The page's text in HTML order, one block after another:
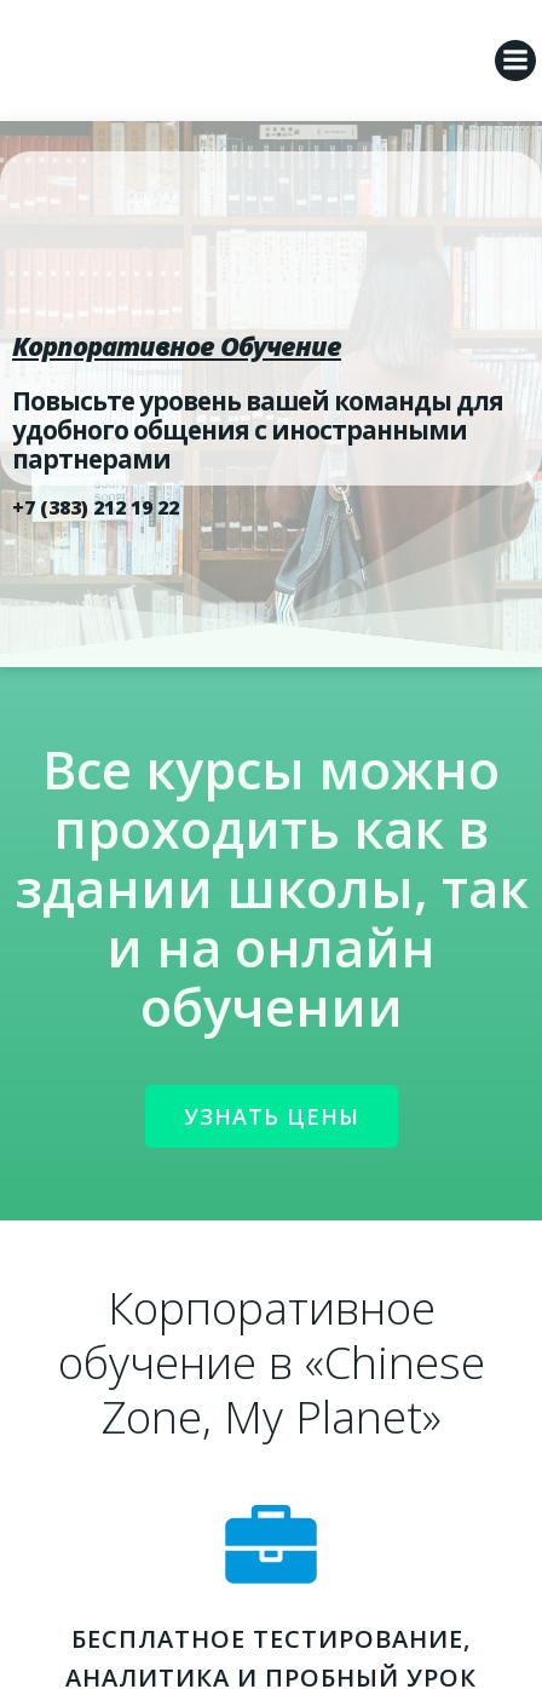
Корпоративное Обучение
Повысьте уровень вашей команды для
удобного общения с иностранными
партнерами
+7 (383) 212 19 22
Все курсы можно
проходить как в
здании школы, так
и на онлайн
обучении
УЗНАТЬ ЦЕНЫ
Корпоративное
обучение в «Chinese
Zone, My Planet»
БЕСПЛАТНОЕ ТЕСТИРОВАНИЕ,
АНАЛИТИКА И ПРОБНЫЙ УРОК